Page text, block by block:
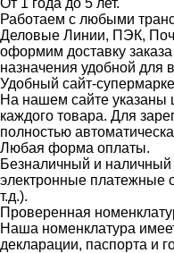
Работаем с любыми
Деловые Линии, ПЭК,
оформим доставку
назначения удобной для
Удобный сайт-
На нашем сайте указаны
каждого товара. Для
полностью
Любая форма оплаты.
Безналичный и наличный
электронные платежные
т.д.).
Проверенная
Наша номенклатура
декларации, паспорта и